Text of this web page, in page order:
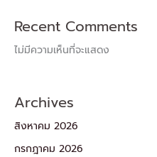
Recent Comments
ไม่มีความเห็นที่จะแสดง
Archives
สิงหาคม 2026
กรกฎาคม 2026